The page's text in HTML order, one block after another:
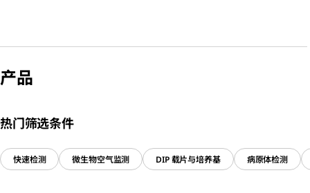
产品
热门筛选条件
快速检测 微生物空气监测 DIP 载片与培养基 病原体检测